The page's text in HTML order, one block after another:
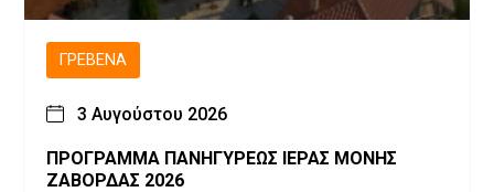
ΓΡΕΒΕΝΆ
3 Αυγούστου 2026
ΠΡΟΓΡΑΜΜΑ ΠΑΝΗΓΥΡΕΩΣ ΙΕΡΑΣ ΜΟΝΗΣ
ΖΑΒΟΡΔΑΣ 2026